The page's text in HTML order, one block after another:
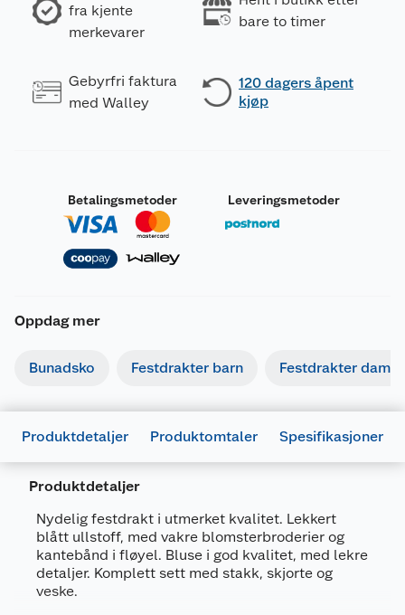
fra kjente
merkevarer
bare to timer
Gebyrfri faktura
med Walley
120 dagers åpent
kjøp
Betalingsmetoder Leveringsmetoder
Oppdag mer
Bunadsko Festdrakter barn Festdrakter dame
Produktdetaljer Produktomtaler Spesifikasjoner
Produktdetaljer
Nydelig festdrakt i utmerket kvalitet. Lekkert
blått ullstoff, med vakre blomsterbroderier og
kantebånd i fløyel. Bluse i god kvalitet, med lekre
detaljer. Komplett sett med stakk, skjorte og
veske.
Artikkelnummer
7025180667389
Leverandørens artikkelnummer
144840-10
Størrelse